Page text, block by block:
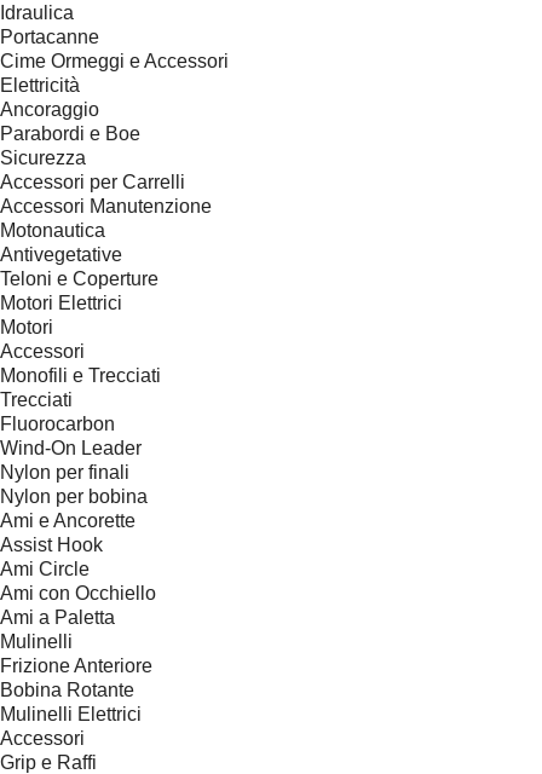
Idraulica
Portacanne
Cime Ormeggi e Accessori
Elettricità
Ancoraggio
Parabordi e Boe
Sicurezza
Accessori per Carrelli
Accessori Manutenzione
Motonautica
Antivegetative
Teloni e Coperture
Motori Elettrici
Motori
Accessori
Monofili e Trecciati
Trecciati
Fluorocarbon
Wind-On Leader
Nylon per finali
Nylon per bobina
Ami e Ancorette
Assist Hook
Ami Circle
Ami con Occhiello
Ami a Paletta
Mulinelli
Frizione Anteriore
Bobina Rotante
Mulinelli Elettrici
Accessori
Grip e Raffi